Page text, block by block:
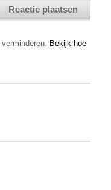
Bekijk hoe